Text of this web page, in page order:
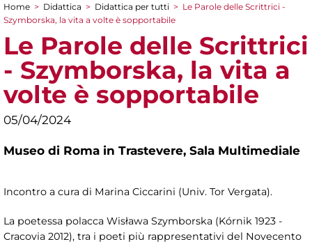
Tu sei qui
Home > Didattica > Didattica per tutti > Le Parole delle Scrittrici -
Szymborska, la vita a volte è sopportabile
Le Parole delle Scrittrici
- Szymborska, la vita a
volte è sopportabile
05/04/2024
Museo di Roma in Trastevere, Sala Multimediale
Incontro a cura di Marina Ciccarini (Univ. Tor Vergata).
La poetessa polacca Wisława Szymborska (Kórnik 1923 -
Cracovia 2012), tra i poeti più rappresentativi del Novecento